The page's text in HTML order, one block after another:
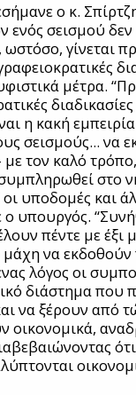
ο κ.
ενός σεισμού
γίνεται
μέτρα.
η κακή
σεισμούς... να
με τον καλό
στο
υποδομές και
υπουργός.
πέντε με έξι
να εκδοθούν
λόγος οι
διάστημα που
να ξέρουν από
οικονομικά,